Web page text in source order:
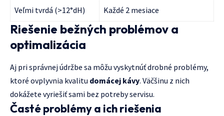
Veľmi tvrdá (>12°dH) Každé 2 mesiace
Riešenie bežných problémov a
optimalizácia
Aj pri správnej údržbe sa môžu vyskytnúť drobné problémy,
ktoré ovplyvnia kvalitu domácej kávy. Väčšinu z nich
dokážete vyriešiť sami bez potreby servisu.
Časté problémy a ich riešenia